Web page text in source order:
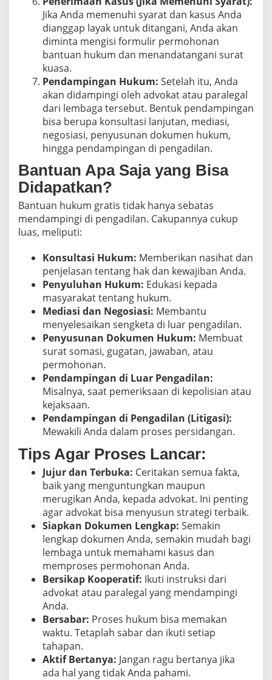
Jika Anda memenuhi syarat dan kasus Anda
dianggap layak untuk ditangani, Anda akan
diminta mengisi formulir permohonan
bantuan hukum dan menandatangani surat
kuasa.
Pendampingan Hukum: Setelah itu, Anda
akan didampingi oleh advokat atau paralegal
dari lembaga tersebut. Bentuk pendampingan
bisa berupa konsultasi lanjutan, mediasi,
negosiasi, penyusunan dokumen hukum,
hingga pendampingan di pengadilan.
Bantuan Apa Saja yang Bisa
Didapatkan?
Bantuan hukum gratis tidak hanya sebatas
mendampingi di pengadilan. Cakupannya cukup
luas, meliputi:
Konsultasi Hukum: Memberikan nasihat dan
penjelasan tentang hak dan kewajiban Anda.
Penyuluhan Hukum: Edukasi kepada
masyarakat tentang hukum.
Mediasi dan Negosiasi: Membantu
menyelesaikan sengketa di luar pengadilan.
Penyusunan Dokumen Hukum: Membuat
surat somasi, gugatan, jawaban, atau
permohonan.
Pendampingan di Luar Pengadilan:
Misalnya, saat pemeriksaan di kepolisian atau
kejaksaan.
Pendampingan di Pengadilan (Litigasi):
Mewakili Anda dalam proses persidangan.
Tips Agar Proses Lancar:
Jujur dan Terbuka: Ceritakan semua fakta,
baik yang menguntungkan maupun
merugikan Anda, kepada advokat. Ini penting
agar advokat bisa menyusun strategi terbaik.
Siapkan Dokumen Lengkap: Semakin
lengkap dokumen Anda, semakin mudah bagi
lembaga untuk memahami kasus dan
memproses permohonan Anda.
Bersikap Kooperatif: Ikuti instruksi dari
advokat atau paralegal yang mendampingi
Anda.
Bersabar: Proses hukum bisa memakan
waktu. Tetaplah sabar dan ikuti setiap
tahapan.
Aktif Bertanya: Jangan ragu bertanya jika
ada hal yang tidak Anda pahami.